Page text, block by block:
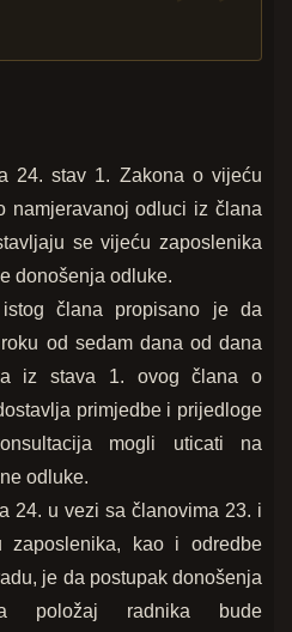
24. stav 1. Zakona o vijeću
namjeravanoj odluci iz člana
se vijeću zaposlenika
donošenja odluke.
člana propisano je da
od sedam dana od dana
iz stava 1. ovog člana o
primjedbe i prijedloge
mogli uticati na
odluke.
24. u vezi sa članovima 23. i
kao i odredbe
je da postupak donošenja
položaj radnika bude